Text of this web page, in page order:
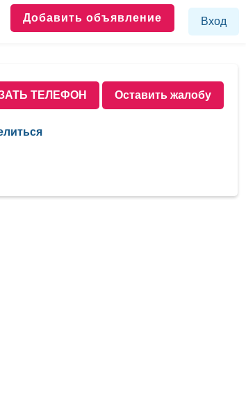
Добавить объявление Вход
ТЕЛЕФОН Оставить жалобу